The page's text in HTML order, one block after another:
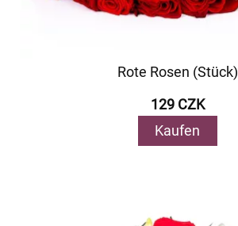
Rote Rosen (Stück)
129 CZK
Kaufen